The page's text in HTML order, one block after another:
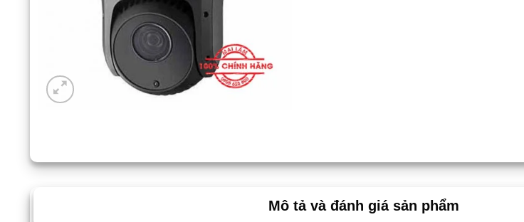
Mô tả và đánh giá sản phẩm